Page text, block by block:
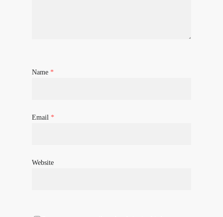
Name *
Email *
Website